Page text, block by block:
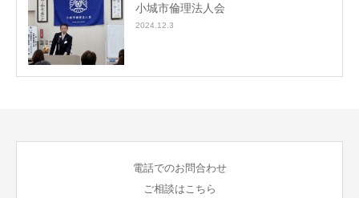
小城市倫理法人会
2024.12.3
電話でのお問合わせ
ご相談はこちら